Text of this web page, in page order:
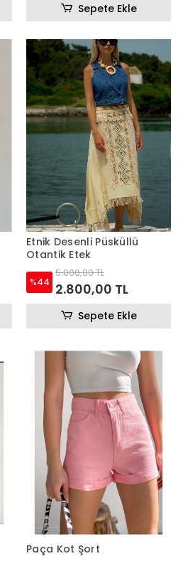
Sepete Ekle
Etnik Desenli Püsküllü
Otantik Etek
%44
5.000,00 TL
2.800,00 TL
Sepete Ekle
Paça Kot Şort